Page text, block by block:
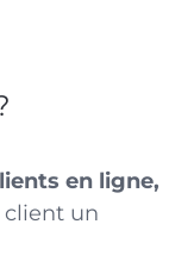
en ligne,
client un